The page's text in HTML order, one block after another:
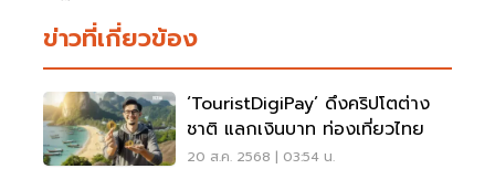
ข่าวที่เกี่ยวข้อง
‘TouristDigiPay’ ดึงคริปโตต่าง
ชาติ แลกเงินบาท ท่องเที่ยวไทย
20 ส.ค. 2568 | 03:54 น.